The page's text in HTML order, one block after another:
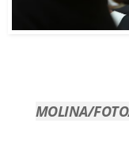
MOLINA/